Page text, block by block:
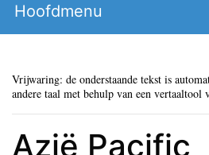
Hoofdmenu
Vrijwaring: de onderstaande tekst is
andere taal met behulp van een vertaaltool
Azië Pacific